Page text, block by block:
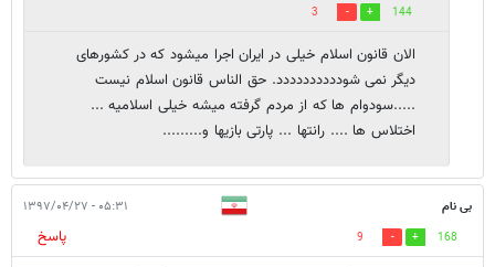
144
3
الان قانون اسلام خیلی در ایران اجرا میشود که در کشورهای
دیگر نمی شودددددددددد. حق الناس قانون اسلام نیست
.....سودوام ها که از مردم گرفته میشه خیلی اسلامیه ...
اختلاس ها .... رانتها ... پارتی بازیها و.........
بی نام ۰۵:۳۱ - ۱۳۹۷/۰۴/۲۷
168
9
پاسخ